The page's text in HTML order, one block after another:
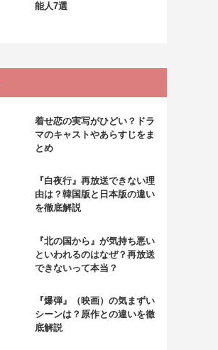
能人7選
着せ恋の実写がひどい？ドラ
マのキャストやあらすじをま
とめ
『白夜行』再放送できない理
由は？韓国版と日本版の違い
を徹底解説
『北の国から』が気持ち悪い
といわれるのはなぜ？再放送
できないって本当？
『爆弾』（映画）の気まずい
シーンは？原作との違いを徹
底解説